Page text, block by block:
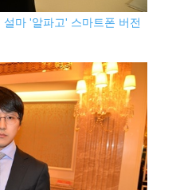
마 '알파고' 스마트폰 버전